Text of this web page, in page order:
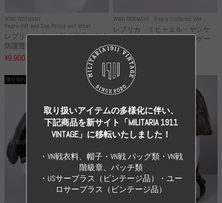
WWII GERMANY
Repro Hat and Cap Police and other
レプリカ ドイツ秩序警察 都市
防護警察 クラッシュキャップ...
¥9,900
WWII GERMANY Repro Uniforms WH
レプリカ ミヒャエル・ヤンケ
製 国家元帥 ヘルマン・ゲー
リ...
¥55,000
売り切れ 売り切れ
取り扱いアイテムの多様化に伴い、
下記商品を新サイト「MILITARIA 1911
VINTAGE」に移転いたしました！
・VN戦衣料、帽子・VN戦 バッグ類・VN戦
階級章、パッチ類
・USサーブラス（ビンテージ品）・ユー
ロサープラス（ビンテージ品）